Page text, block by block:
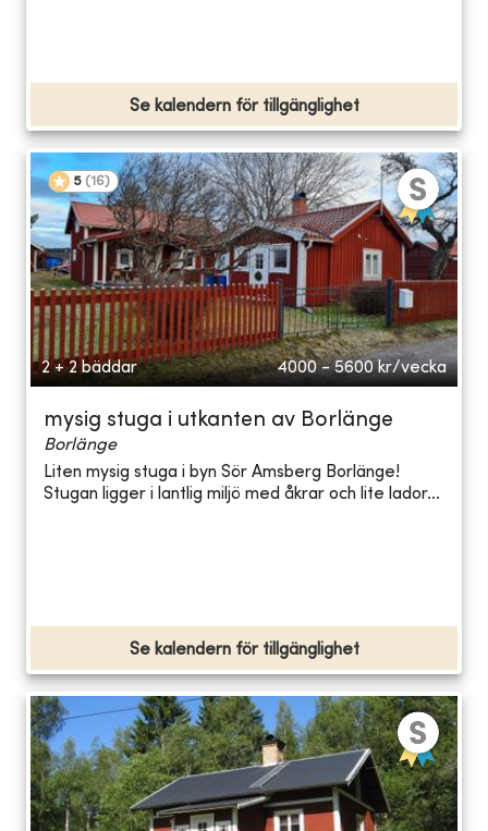
Se kalendern för tillgänglighet
5 (16)
2 + 2 bäddar 4000 - 5600 kr/vecka
mysig stuga i utkanten av Borlänge
Borlänge
Liten mysig stuga i byn Sör Amsberg Borlänge!
Stugan ligger i lantlig miljö med åkrar och lite lador...
Se kalendern för tillgänglighet